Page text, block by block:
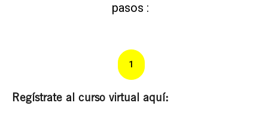
pasos :
1
Regístrate al curso virtual aquí: